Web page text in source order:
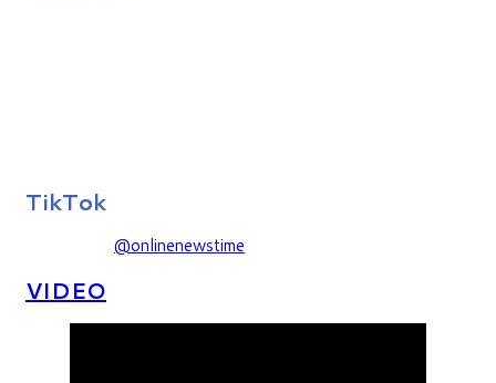
TikTok
@onlinenewstime
VIDEO